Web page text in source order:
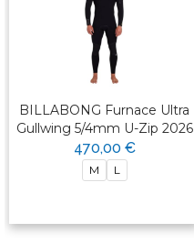
BILLABONG Furnace Ultra
Gullwing 5/4mm U-Zip 2026
470,00 €
M L